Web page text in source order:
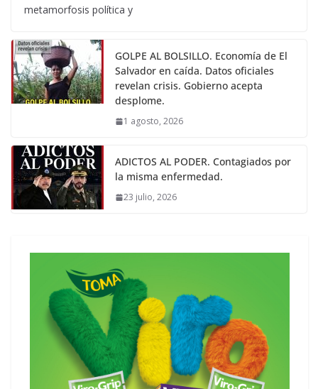
metamorfosis política y
GOLPE AL BOLSILLO. Economía de El
Salvador en caída. Datos oficiales
revelan crisis. Gobierno acepta
desplome.
1 agosto, 2026
ADICTOS AL PODER. Contagiados por
la misma enfermedad.
23 julio, 2026